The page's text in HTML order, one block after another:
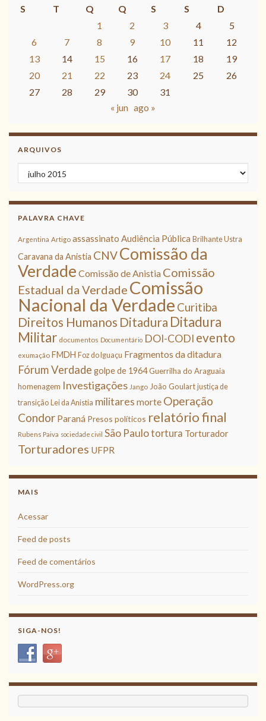
S
T Q Q S S
D
1
2 3 4
5
6
7 8 9 10 11
12
13
14 15 16 17 18
19
20
21 22 23 24 25
26
27
28 29 30
31
« jun ago »
ARQUIVOS
Arquivos
PALAVRA CHAVE
Argentina Artigo assassinato Audiência Pública Brilhante Ustra
Caravana da Anistia CNVComissão da
Verdade Comissão de Anistia Comissão
Estadual da Verdade Comissão
Nacional da Verdade Curitiba
Direitos Humanos Ditadura Ditadura
Militar documentos Documentário DOI-CODI evento
exumação FMDH Foz do Iguaçu Fragmentos da ditadura
Fórum Verdade golpe de 1964Guerrilha do Araguaia
homenagem Investigações Jango João Goulart justiça de
transição Lei da Anistia militares morte Operação
Condor Paraná Presos políticos relatório final
Rubens Paiva sociedade civil São Paulotortura Torturador
Torturadores UFPR
MAIS
Acessar
Feed de posts
Feed de comentários
WordPress.org
SIGA-NOS!